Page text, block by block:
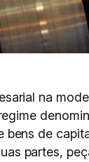
na
de
partes,